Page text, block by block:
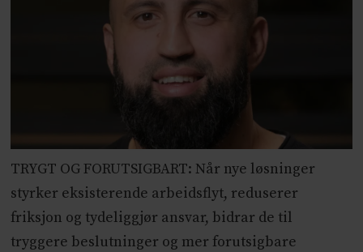
TRYGT OG FORUTSIGBART: Når nye løsninger
styrker eksisterende arbeidsflyt, reduserer
friksjon og tydeliggjør ansvar, bidrar de til
tryggere beslutninger og mer forutsigbare